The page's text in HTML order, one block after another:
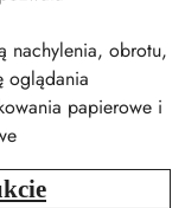
nachylenia, obrotu,
oglądania
papierowe i